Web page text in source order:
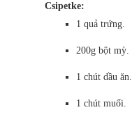
Csipetke:
1 quả trứng.
200g bột mỳ.
1 chút dầu ăn.
1 chút muối.